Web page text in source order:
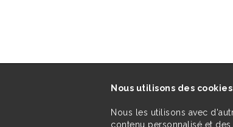
Nous utilisons des
Nous les utilisons avec
contenu personnalisé et